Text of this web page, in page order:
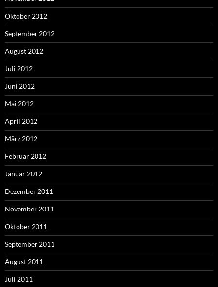
Oktober 2012
September 2012
August 2012
Juli 2012
Juni 2012
Mai 2012
April 2012
März 2012
Februar 2012
Januar 2012
Dezember 2011
November 2011
Oktober 2011
September 2011
August 2011
Juli 2011